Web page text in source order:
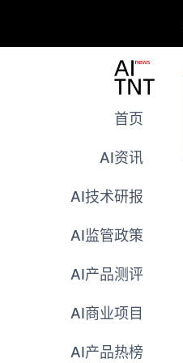
首页
AI资讯
AI技术研报
AI监管政策
AI产品测评
AI商业项目
AI产品热榜